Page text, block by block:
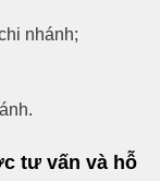
nhánh;
tư vấn và hỗ